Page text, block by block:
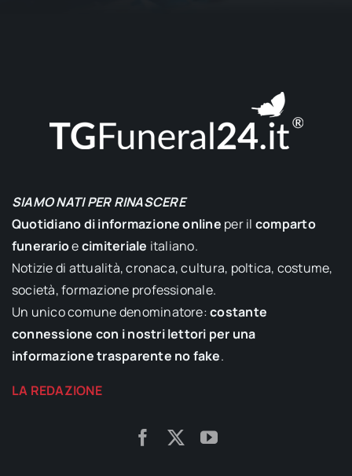
SIAMO NATI PER RINASCERE
Quotidiano di informazione online per il comparto
funerarioecimiteriale italiano.
Notizie di attualità, cronaca, cultura, poltica, costume,
società, formazione professionale.
Un unico comune denominatore:costante
connessione con i nostri lettori per una
informazione trasparente no fake.
LA REDAZIONE